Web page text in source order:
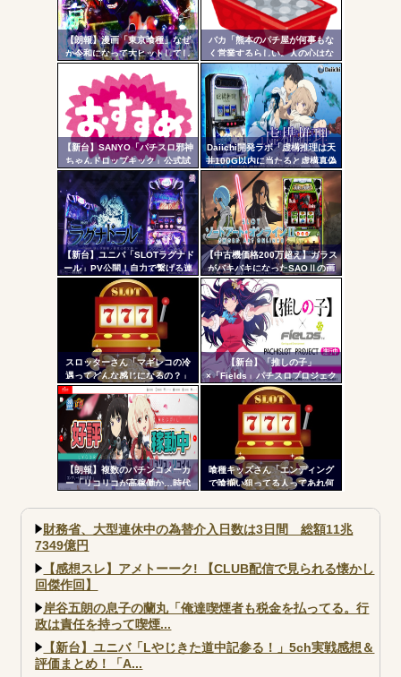
無職のパチンコカス(22)なんやが、ワイの人生どれくらい
ヤバいか教えて？...
AngelBeats!とかいうクソアニメの思い出ｗｗｗ
Powered by livedoor 相互RSS
【朗報】漫画「東京喰種」なぜ
か令和になって大ヒットしてし
まうｗｗｗ
バカ「熊本のパチ屋が何事もな
く営業するらしい。人の心はな
いのか」←なんでも自粛させた
がるヤツって害悪だよな
【新台】SANYO「パチスロ邪神
ちゃんドロップキック」公式試
打動画公開！演出の作り込みい
いなｗｗｗ
Daiichi開発ラボ「虚構推理は天
井100G以内に当たると虚構真偽
が2回当選するまで転落しない状
態に突入するぞ。300G・700G
の天井も一緒」
【新台】ユニバ「SLOTラグナド
ール」PV公開！自力で繋げる連
鎖の爽怪感！！！
【中古機価格200万超え】ガラス
がバキバキになったSAOⅡの画
像が話題に…
スロッターさん「マギレコの冷
遇ってどんな感じになるの？」
【新台】「推しの子」
×「Fields」パチスロプロジェク
ト特報ムービー公開！推しの子
でBITESやれるんか！？_
【朗報】複数のパチンコメーカ
ー「リコリコが高稼働か…時代
喰種キッズさん「エンディング
で喰揃い狙ってる人ってあれ何
リン
- 固
ンク
自動
更新
ツー
ル
財務省、大型連休中の為替介入日数は3日間 総額11兆
7349億円
【感想スレ】アメトーーク! 【CLUB配信で見られる懐かし
回傑作回】
岸谷五朗の息子の蘭丸「俺達喫煙者も税金を払ってる。行
政は責任を持って喫煙...
【新台】ユニバ「Lやじきた道中記参る！」5ch実戦感想＆
評価まとめ！「A...